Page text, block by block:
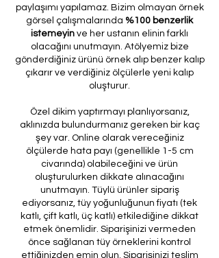
paylaşımı yapılamaz. Bizim olmayan örnek
görsel çalışmalarında %100 benzerlik
istemeyin ve her ustanın elinin farklı
olacağını unutmayın. Atölyemiz bize
gönderdiğiniz ürünü örnek alıp benzer kalıp
çıkarır ve verdiğiniz ölçülerle yeni kalıp
oluşturur.
Özel dikim yaptırmayı planlıyorsanız,
aklınızda bulundurmanız gereken bir kaç
şey var. Online olarak vereceğiniz
ölçülerde hata payı (genellikle 1-5 cm
civarında) olabileceğini ve ürün
oluşturulurken dikkate alınacağını
unutmayın. Tüylü ürünler sipariş
ediyorsanız, tüy yoğunluğunun fiyatı (tek
katlı, çift katlı, üç katlı) etkilediğine dikkat
etmek önemlidir. Siparişinizi vermeden
önce sağlanan tüy örneklerini kontrol
ettiğinizden emin olun. Siparişinizi teslim